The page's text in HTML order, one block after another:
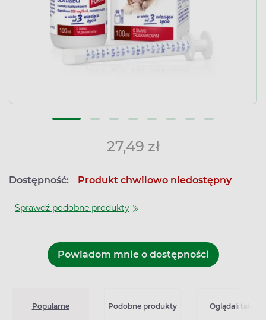
27,49 zł
Dostępność: Produkt chwilowo niedostępny
Sprawdź podobne produkty
Powiadom mnie o dostępności
Popularne Podobne produkty Oglądali także